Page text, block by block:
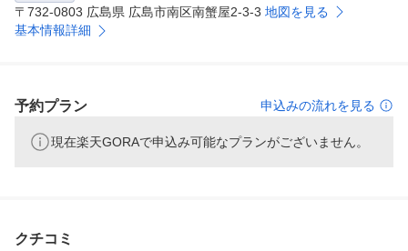
〒732-0803 広島県 広島市南区南蟹屋2-3-3 地図を見る
基本情報詳細
予約プラン 申込みの流れを見る
現在楽天GORAで申込み可能なプランがございません。
クチコミ